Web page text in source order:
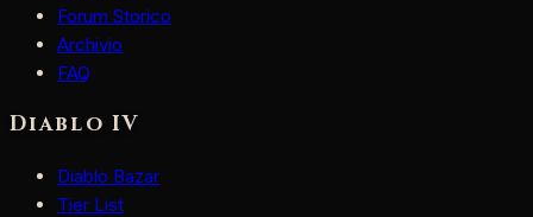
Forum Storico
Archivio
FAQ
Diablo IV
Diablo Bazar
Tier List